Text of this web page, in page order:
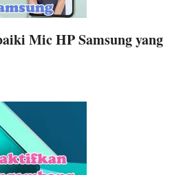
Mic HP Samsung yang